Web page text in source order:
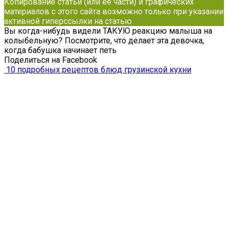
материалов с этого сайта возможно только при указании
активной гиперссылки на статью
Вы когда-нибудь видели ТАКУЮ реакцию малыша на
колыбельную? Посмотрите, что делает эта девочка,
когда бабушка начинает петь
Поделиться на Facebook
10 подробных рецептов блюд грузинской кухни